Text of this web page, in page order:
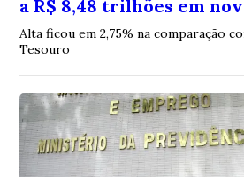
a R$ 8,48 trilhões em
Alta ficou em 2,75% na comparação
Tesouro